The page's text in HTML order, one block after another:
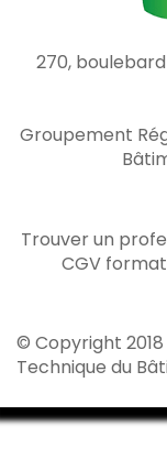
270,
Groupement
Trouver un
CGV
© Copyright
Technique du